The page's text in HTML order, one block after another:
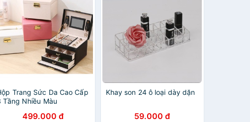
Trang Sức Da Cao Cấp
Tầng Nhiều Màu
499.000 đ
Khay son 24 ô loại dày dặn
59.000 đ